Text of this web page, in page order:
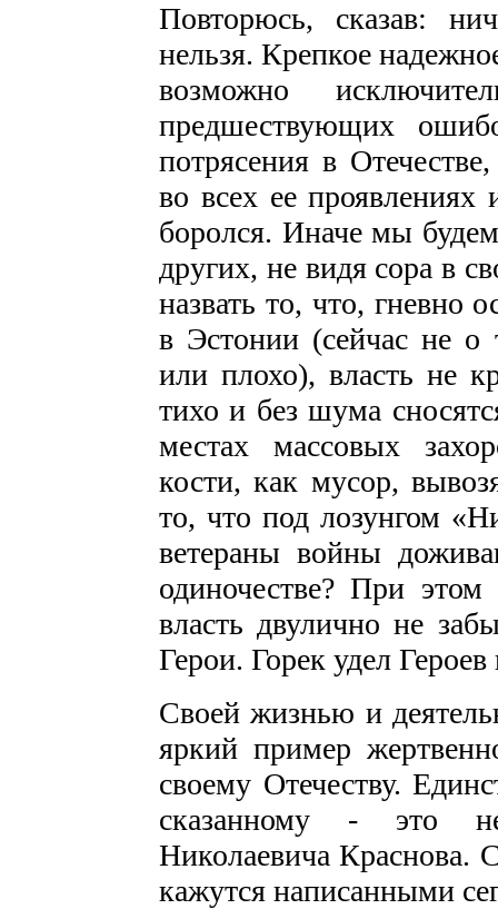
Повторюсь, сказав:
нельзя. Крепкое
возможно
предшествующих
потрясения в
во всех ее проявлениях
боролся. Иначе мы
других, не видя сора в
назвать то, что, гневно
в Эстонии (сейчас не
или плохо), власть не
тихо и без шума
местах массовых
кости, как мусор,
то, что под лозунгом
ветераны войны
одиночестве? При
власть двулично не
Герои. Горек удел
Своей жизнью и
яркий пример
своему Отечеству.
сказанному - это
Николаевича Краснова.
кажутся написанными